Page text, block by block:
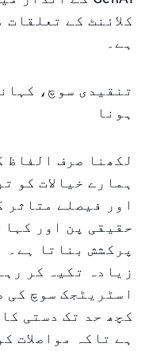
کلائنٹ کے
ہے۔
تنقیدی سوچ،
ہونا
لکھنا صرف الفاظ
ہمارے خیالات کو
اور فیصلے متاثر
حقیقی پن اور
زیادہ تکیہ کر
اسٹریٹجک سوچ کی
کچھ حد تک دستی
ہے تاکہ مواصلات